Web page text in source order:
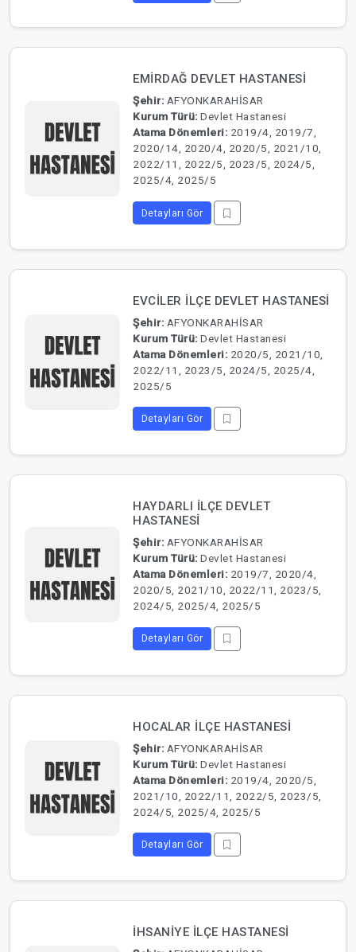
EMİRDAĞ DEVLET HASTANESİ
Şehir: AFYONKARAHİSAR
Kurum Türü: Devlet Hastanesi
Atama Dönemleri: 2019/4, 2019/7,
2020/14, 2020/4, 2020/5, 2021/10,
2022/11, 2022/5, 2023/5, 2024/5,
2025/4, 2025/5
Detayları Gör
EVCİLER İLÇE DEVLET HASTANESİ
Şehir: AFYONKARAHİSAR
Kurum Türü: Devlet Hastanesi
Atama Dönemleri: 2020/5, 2021/10,
2022/11, 2023/5, 2024/5, 2025/4,
2025/5
Detayları Gör
HAYDARLI İLÇE DEVLET
HASTANESİ
Şehir: AFYONKARAHİSAR
Kurum Türü: Devlet Hastanesi
Atama Dönemleri: 2019/7, 2020/4,
2020/5, 2021/10, 2022/11, 2023/5,
2024/5, 2025/4, 2025/5
Detayları Gör
HOCALAR İLÇE HASTANESİ
Şehir: AFYONKARAHİSAR
Kurum Türü: Devlet Hastanesi
Atama Dönemleri: 2019/4, 2020/5,
2021/10, 2022/11, 2022/5, 2023/5,
2024/5, 2025/4, 2025/5
Detayları Gör
İHSANİYE İLÇE HASTANESİ